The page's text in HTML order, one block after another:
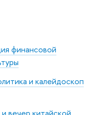
финансовой
и калейдоскоп
вечер китайской